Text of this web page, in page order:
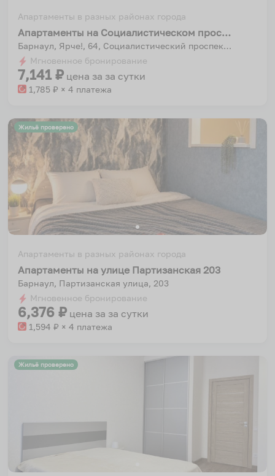
Апартаменты в разных районах города
Апартаменты на Социалистическом проспекте 64
Барнаул, Ярче!, 64, Социалистический проспект, Центральный район, Барнаул, городской округ Барнаул, Алтайский край, Сибирский федеральный округ, 656000, Россия
Мгновенное бронирование
7,141 ₽ цена за за сутки
1,785 ₽ × 4 платежа
Жильё проверено
Апартаменты в разных районах города
Апартаменты на улице Партизанская 203
Барнаул, Партизанская улица, 203
Мгновенное бронирование
6,376 ₽ цена за за сутки
1,594 ₽ × 4 платежа
Жильё проверено